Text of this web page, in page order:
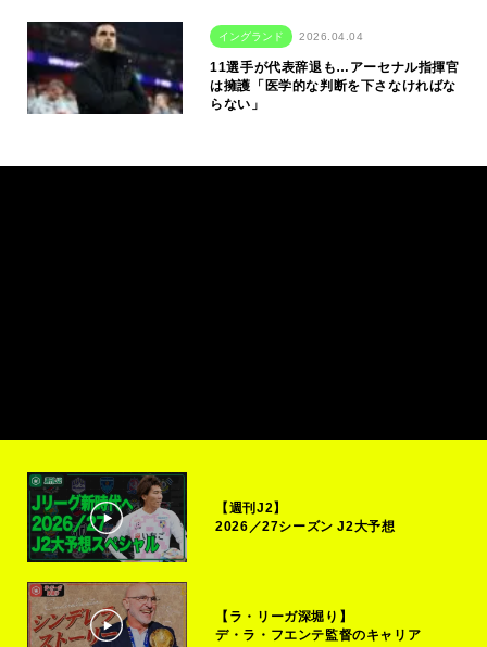
イングランド 2026.04.04
11選手が代表辞退も…アーセナル指揮官
は擁護「医学的な判断を下さなければな
らない」
【週刊J2】
2026／27シーズン J2大予想
【ラ・リーガ深堀り】
デ・ラ・フエンテ監督のキャリア